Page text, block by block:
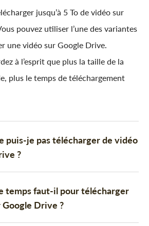
jusqu’à 5 To de vidéo sur
pouvez utiliser l’une des variantes
une vidéo sur Google Drive.
à l’esprit que plus la taille de la
plus le temps de téléchargement
puis-je pas télécharger de vidéo
?
temps faut-il pour télécharger
Drive ?